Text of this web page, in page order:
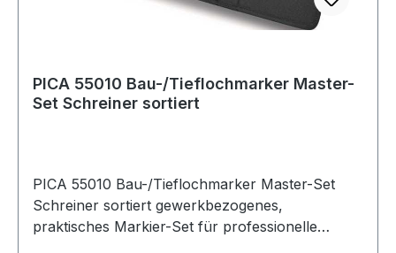
PICA 55010 Bau-/Tieflochmarker Master-
Set Schreiner sortiert
PICA 55010 Bau-/Tieflochmarker Master-Set
Schreiner sortiert gewerkbezogenes,
praktisches Markier-Set für professionelle